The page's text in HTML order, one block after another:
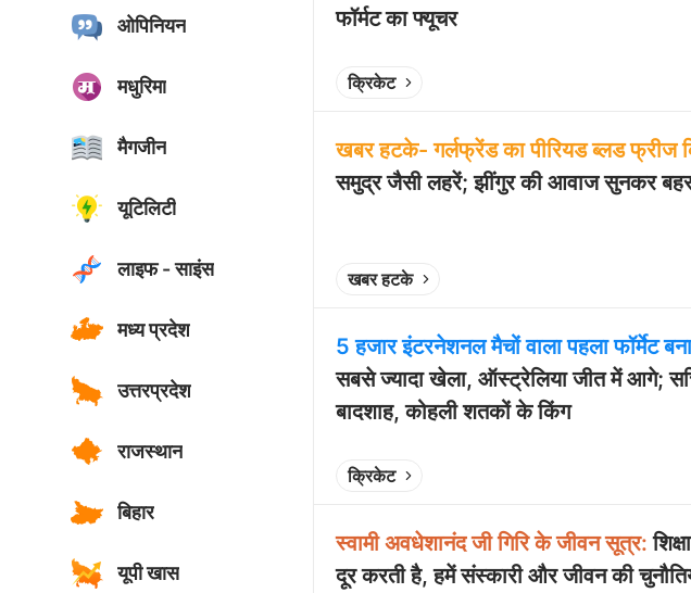
ओपिनियन
मधुरिमा
मैगजीन
यूटिलिटी
लाइफ - साइंस
मध्य प्रदेश
उत्तरप्रदेश
राजस्थान
बिहार
यूपी खास
फॉर्मट का फ्यूचर
क्रिकेट
खबर हटके- गर्लफ्रेंड का पीरियड ब्लड फ्रीज
समुद्र जैसी लहरें; झींगुर की आवाज सुनकर
खबर हटके
5 हजार इंटरनेशनल मैचों वाला पहला फॉर्मेट
सबसे ज्यादा खेला, ऑस्ट्रेलिया जीत में आगे;
बादशाह, कोहली शतकों के किंग
क्रिकेट
स्वामी अवधेशानंद जी गिरि के जीवन सूत्र:
दूर करती है, हमें संस्कारी और जीवन की